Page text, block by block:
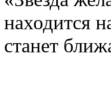
находится
станет